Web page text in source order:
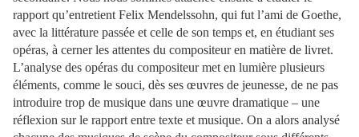
rapport qu’entretient Felix Mendelssohn, qui fut l’ami de Goethe,
avec la littérature passée et celle de son temps et, en étudiant ses
opéras, à cerner les attentes du compositeur en matière de livret.
L’analyse des opéras du compositeur met en lumière plusieurs
éléments, comme le souci, dès ses œuvres de jeunesse, de ne pas
introduire trop de musique dans une œuvre dramatique – une
réflexion sur le rapport entre texte et musique. On a alors analysé